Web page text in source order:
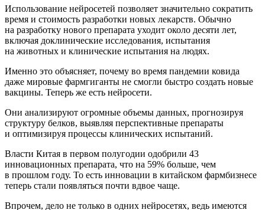
Использование нейросетей позволяет значительно сократить
время и стоимость разработки новых лекарств. Обычно
на разработку нового препарата уходит около десяти лет,
включая доклинические исследования, испытания
на животных и клинические испытания на людях.
Именно это объясняет, почему во время пандемии ковида
даже мировые фармгиганты не смогли быстро создать новые
вакцины. Теперь же есть нейросети.
Они анализируют огромные объемы данных, прогнозируя
структуру белков, выявляя перспективные препараты
и оптимизируя процессы клинических испытаний.
Власти Китая в первом полугодии одобрили 43
инновационных препарата, что на 59% больше, чем
в прошлом году. То есть инновации в китайском фармбизнесе
теперь стали появляться почти вдвое чаще.
Впрочем, дело не только в одних нейросетях, ведь имеются